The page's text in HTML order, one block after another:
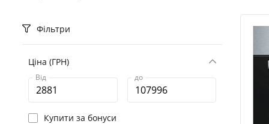
Фільтри
Ціна (ГРН)
Від до
Купити за бонуси